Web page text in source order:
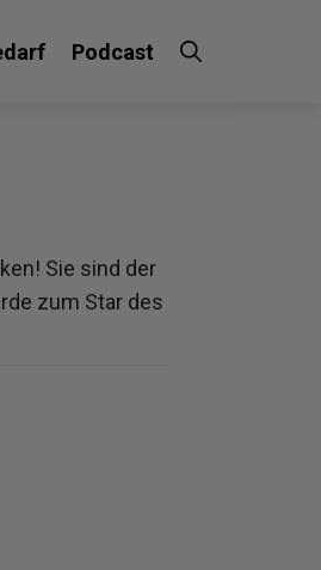
Podcast
Sie sind der
zum Star des